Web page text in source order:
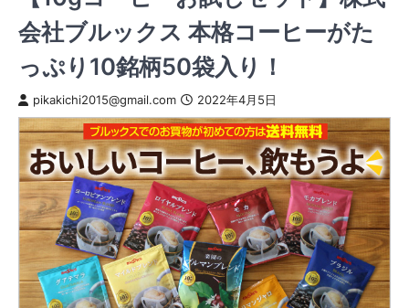
会社ブルックス 本格コーヒーがた
っぷり10銘柄50袋入り！
pikakichi2015@gmail.com 2022年4月5日